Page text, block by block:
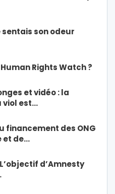
sentais son odeur
Rights Watch ?
et vidéo : la
viol est…
financement des ONG
et de…
d’Amnesty